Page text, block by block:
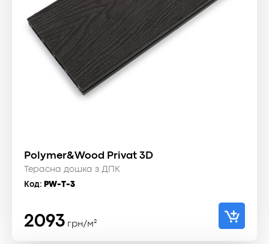
Polymer&Wood Privat 3D
Терасна дошка з ДПК
Код: PW-T-3
2093 грн/м²